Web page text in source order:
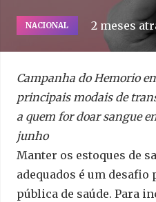
NACIONAL 2 meses
Campanha do Hemorio
principais modais de
a quem for doar sangue
junho
Manter os estoques de
adequados é um desafio
pública de saúde. Para